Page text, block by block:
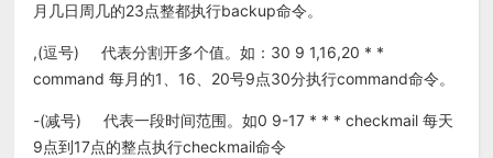
月几日周几的23点整都执行backup命令。
,(逗号) 代表分割开多个值。如：30 9 1,16,20 * *
command 每月的1、16、20号9点30分执行command命令。
-(减号) 代表一段时间范围。如0 9-17 * * * checkmail 每天
9点到17点的整点执行checkmail命令